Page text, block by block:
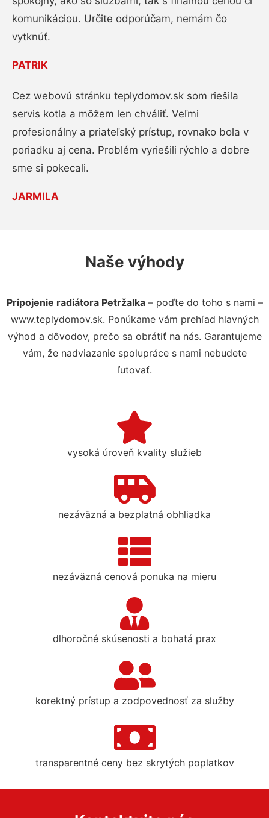
komunikáciou. Určite odporúčam, nemám čo
vytknúť.
PATRIK
Cez webovú stránku teplydomov.sk som riešila
servis kotla a môžem len chváliť. Veľmi
profesionálny a priateľský prístup, rovnako bola v
poriadku aj cena. Problém vyriešili rýchlo a dobre
sme si pokecali.
JARMILA
Naše výhody
Pripojenie radiátora Petržalka– poďte do toho s nami –
www.teplydomov.sk. Ponúkame vám prehľad hlavných
výhod a dôvodov, prečo sa obrátiť na nás. Garantujeme
vám, že nadviazanie spolupráce s nami nebudete
ľutovať.
vysoká úroveň kvality služieb
nezáväzná a bezplatná obhliadka
nezáväzná cenová ponuka na mieru
dlhoročné skúsenosti a bohatá prax
korektný prístup a zodpovednosť za služby
transparentné ceny bez skrytých poplatkov